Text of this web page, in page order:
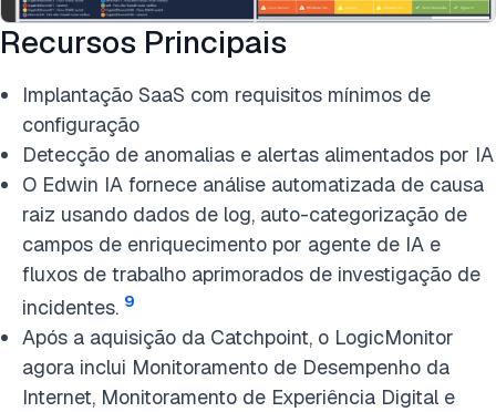
Recursos Principais
Implantação SaaS com requisitos mínimos de
configuração
Detecção de anomalias e alertas alimentados por IA
O Edwin IA fornece análise automatizada de causa
raiz usando dados de log, auto-categorização de
campos de enriquecimento por agente de IA e
fluxos de trabalho aprimorados de investigação de
incidentes. 9
Após a aquisição da Catchpoint, o LogicMonitor
agora inclui Monitoramento de Desempenho da
Internet, Monitoramento de Experiência Digital e